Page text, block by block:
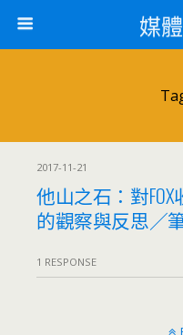
媒
2017-11-21
他山之石：對FOX
的觀察與反思／
1 RESPONSE